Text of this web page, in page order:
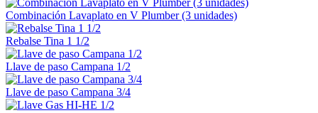
Combinación Lavaplato en V Plumber (3 unidades)
Rebalse Tina 1 1/2
Llave de paso Campana 1/2
Llave de paso Campana 3/4